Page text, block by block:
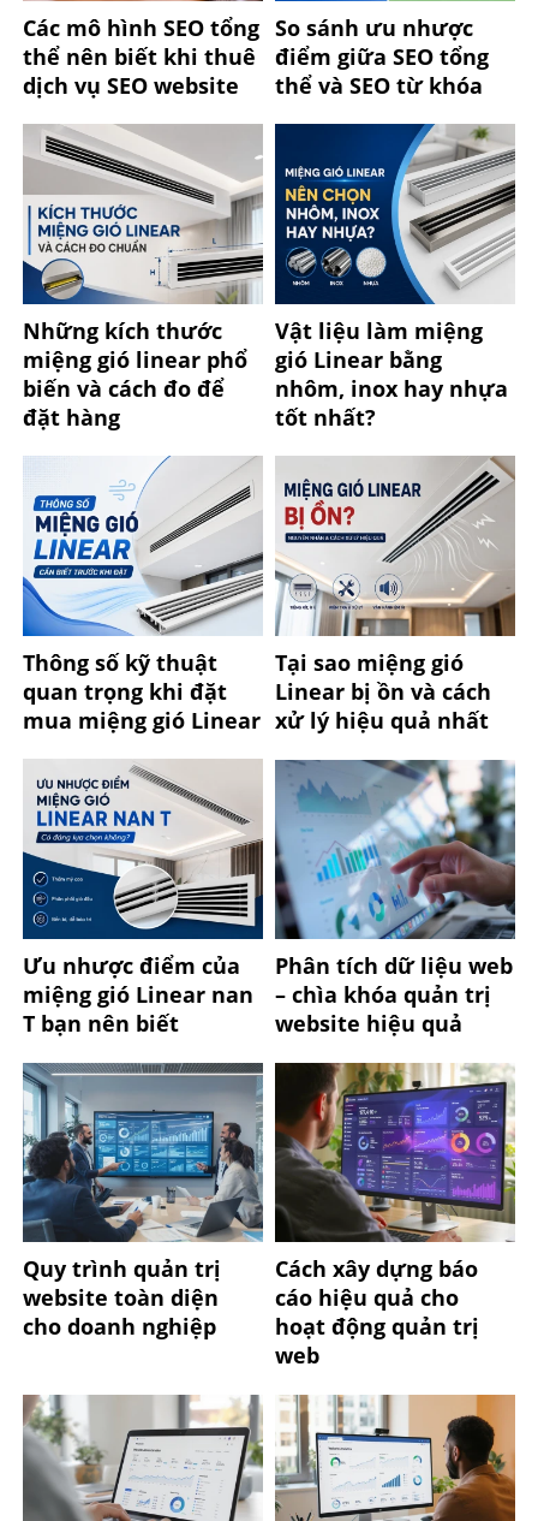
Các mô hình SEO tổng
thể nên biết khi thuê
dịch vụ SEO website
So sánh ưu nhược
điểm giữa SEO tổng
thể và SEO từ khóa
Những kích thước
miệng gió linear phổ
biến và cách đo để
đặt hàng
Vật liệu làm miệng
gió Linear bằng
nhôm, inox hay nhựa
tốt nhất?
Thông số kỹ thuật
quan trọng khi đặt
mua miệng gió Linear
Tại sao miệng gió
Linear bị ồn và cách
xử lý hiệu quả nhất
Ưu nhược điểm của
miệng gió Linear nan
T bạn nên biết
Phân tích dữ liệu web
– chìa khóa quản trị
website hiệu quả
Quy trình quản trị
website toàn diện
cho doanh nghiệp
Cách xây dựng báo
cáo hiệu quả cho
hoạt động quản trị
web